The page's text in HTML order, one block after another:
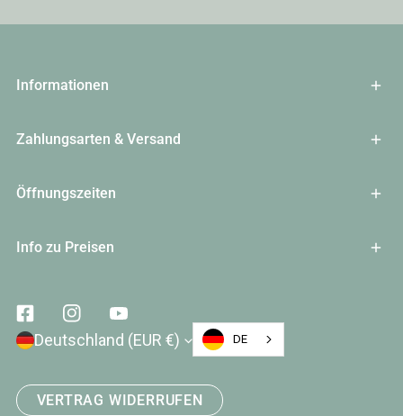
Informationen
Zahlungsarten & Versand
Öffnungszeiten
Info zu Preisen
FacebookInstagramYoutube
Land/Region
Deutschland (EUR €) DE
VERTRAG WIDERRUFEN